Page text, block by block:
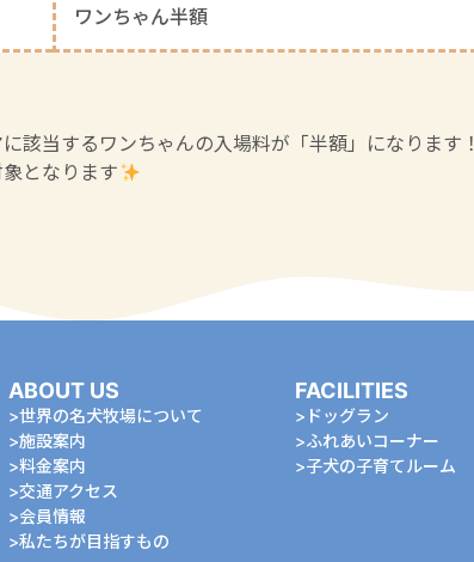
ワンちゃん半額
該当するワンちゃんの入場料が「半額」になります！
となります
ABOUT US
世界の名犬牧場について
施設案内
料金案内
交通アクセス
会員情報
私たちが⽬指すもの
FACILITIES
ドッグラン
ふれあいコーナー
⼦⽝の⼦育てルーム